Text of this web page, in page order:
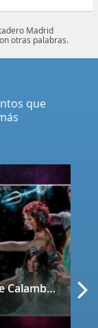
Madrid
otras palabras.
Batallas de Impro: Las Guerras de Calamburia
que